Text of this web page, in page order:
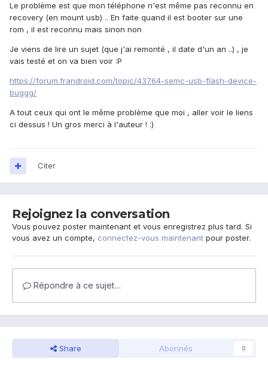
Le problème est que mon téléphone n'est même pas reconnu en
recovery (en mount usb) .. En faite quand il est booter sur une
rom , il est reconnu mais sinon non
Je viens de lire un sujet (que j'ai remonté , il date d'un an ..) , je
vais testé et on va bien voir :P
https://forum.frandroid.com/topic/43764-semc-usb-flash-device-
buggg/
A tout ceux qui ont le même problème que moi , aller voir le liens
ci dessus ! Un gros merci à l'auteur ! :)
Citer
Rejoignez la conversation
Vous pouvez poster maintenant et vous enregistrez plus tard. Si
vous avez un compte, connectez-vous maintenant pour poster.
Répondre à ce sujet…
Share Abonnés 0